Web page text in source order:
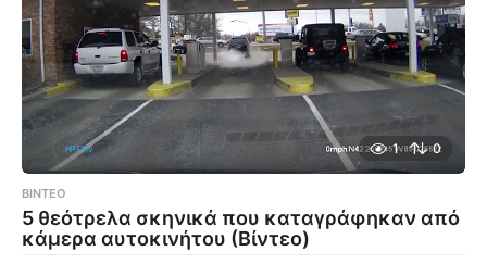
1 0
ΒΊΝΤΕΟ
5 θεότρελα σκηνικά που καταγράφηκαν από
κάμερα αυτοκινήτου (Βίντεο)